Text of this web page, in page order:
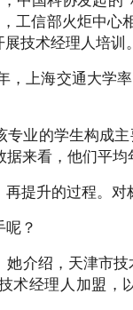
工信部火炬中
技术经理人培
，上海交通大学
专业的学生构成
来看，他们平
提升的过程。
？
介绍，天津市
术经理人加盟